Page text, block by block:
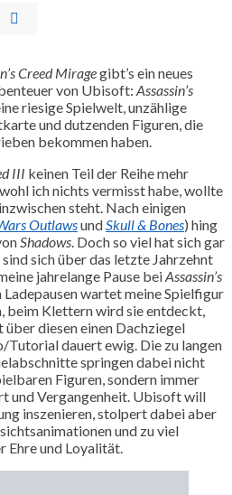
Creed Miragegibt’s ein neues
von Ubisoft: Assassin’s
riesige Spielwelt, unzählige
und dutzenden Figuren, die
bekommen haben.
III keinen Teil der Reihe mehr
ich nichts vermisst habe, wollte
steht. Nach einigen
Outlawsund Skull & Bones) hing
Shadows . Doch so viel hat sich gar
sich über das letzte Jahrzehnt
jahrelange Pause beiAssassin’s
wartet meine Spielfigur
beim Klettern wird sie entdeckt,
diesen einen Dachziegel
Tutorial dauert ewig. Die zu langen
springen dabei nicht
Figuren, sondern immer
und Vergangenheit. Ubisoft will
inszenieren, stolpert dabei aber
und zu viel
und Loyalität.